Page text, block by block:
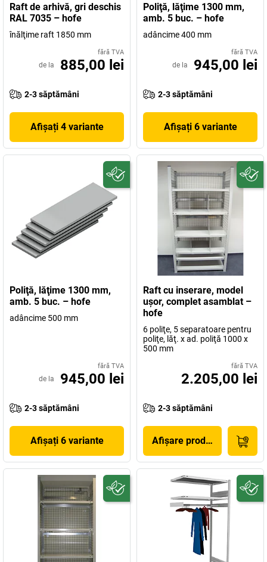
Raft de arhivă, gri deschis
RAL 7035 – hofe
înălţime raft 1850 mm
fără TVA
de la 885,00 lei
2-3 săptămâni
Afișați 4 variante
Poliţă, lăţime 1300 mm,
amb. 5 buc. – hofe
adâncime 400 mm
fără TVA
de la 945,00 lei
2-3 săptămâni
Afișați 6 variante
Poliţă, lăţime 1300 mm,
amb. 5 buc. – hofe
adâncime 500 mm
fără TVA
de la 945,00 lei
2-3 săptămâni
Afișați 6 variante
Raft cu inserare, model
uşor, complet asamblat –
hofe
6 poliţe, 5 separatoare pentru
poliţe, lăţ. x ad. poliţă 1000 x
500 mm
fără TVA
2.205,00 lei
2-3 săptămâni
Afișare produs